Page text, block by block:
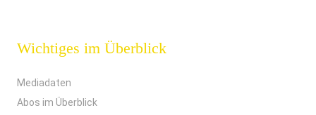
Wichtiges im Überblick
Mediadaten
Abos im Überblick